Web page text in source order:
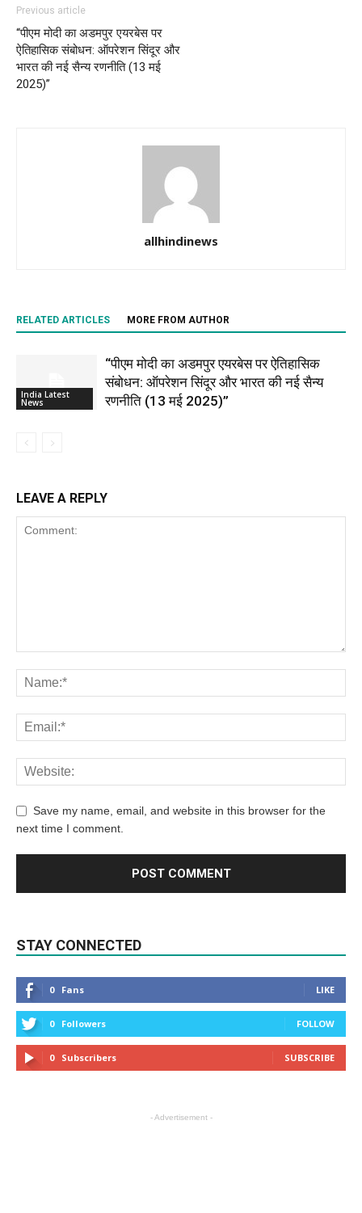
Previous article
“पीएम मोदी का अडमपुर एयरबेस पर
ऐतिहासिक संबोधन: ऑपरेशन सिंदूर और
भारत की नई सैन्य रणनीति (13 मई
2025)”
allhindinews
RELATED ARTICLES MORE FROM AUTHOR
India Latest
News
“पीएम मोदी का अडमपुर एयरबेस पर ऐतिहासिक
संबोधन: ऑपरेशन सिंदूर और भारत की नई सैन्य
रणनीति (13 मई 2025)”
LEAVE A REPLY
Save my name, email, and website in this browser for the
next time I comment.
STAY CONNECTED
0 Fans LIKE
0 Followers FOLLOW
0 Subscribers SUBSCRIBE
- Advertisement -